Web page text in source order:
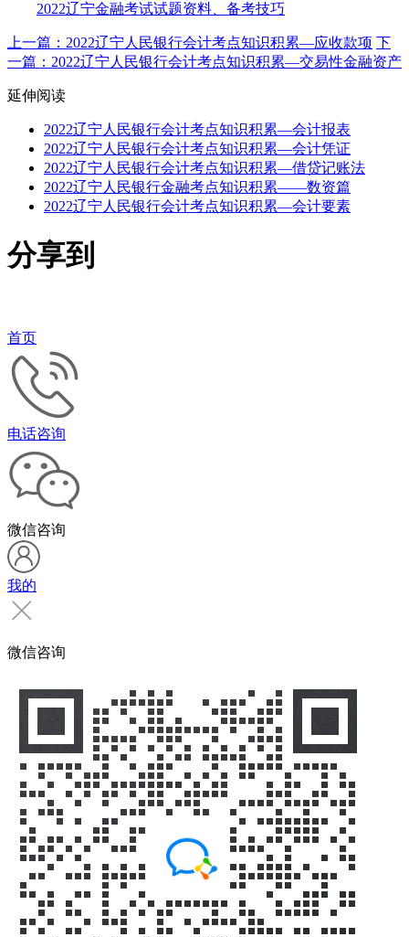
2022辽宁金融考试试题资料、 备考技巧
上一篇：2022辽宁人民银行会计考点知识积累—应收款项 下
一篇：2022辽宁人民银行会计考点知识积累—交易性金融资产
延伸阅读
2022辽宁人民银行会计考点知识积累—会计报表
2022辽宁人民银行会计考点知识积累—会计凭证
2022辽宁人民银行会计考点知识积累—借贷记账法
2022辽宁人民银行金融考点知识积累——数资篇
2022辽宁人民银行会计考点知识积累—会计要素
分享到
首页
电话咨询
微信咨询
我的
微信咨询